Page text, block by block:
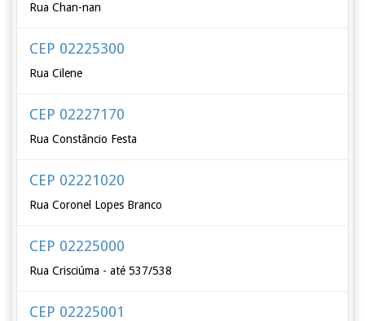
Rua Chan-nan
CEP 02225300
Rua Cilene
CEP 02227170
Rua Constâncio Festa
CEP 02221020
Rua Coronel Lopes Branco
CEP 02225000
Rua Crisciúma - até 537/538
CEP 02225001